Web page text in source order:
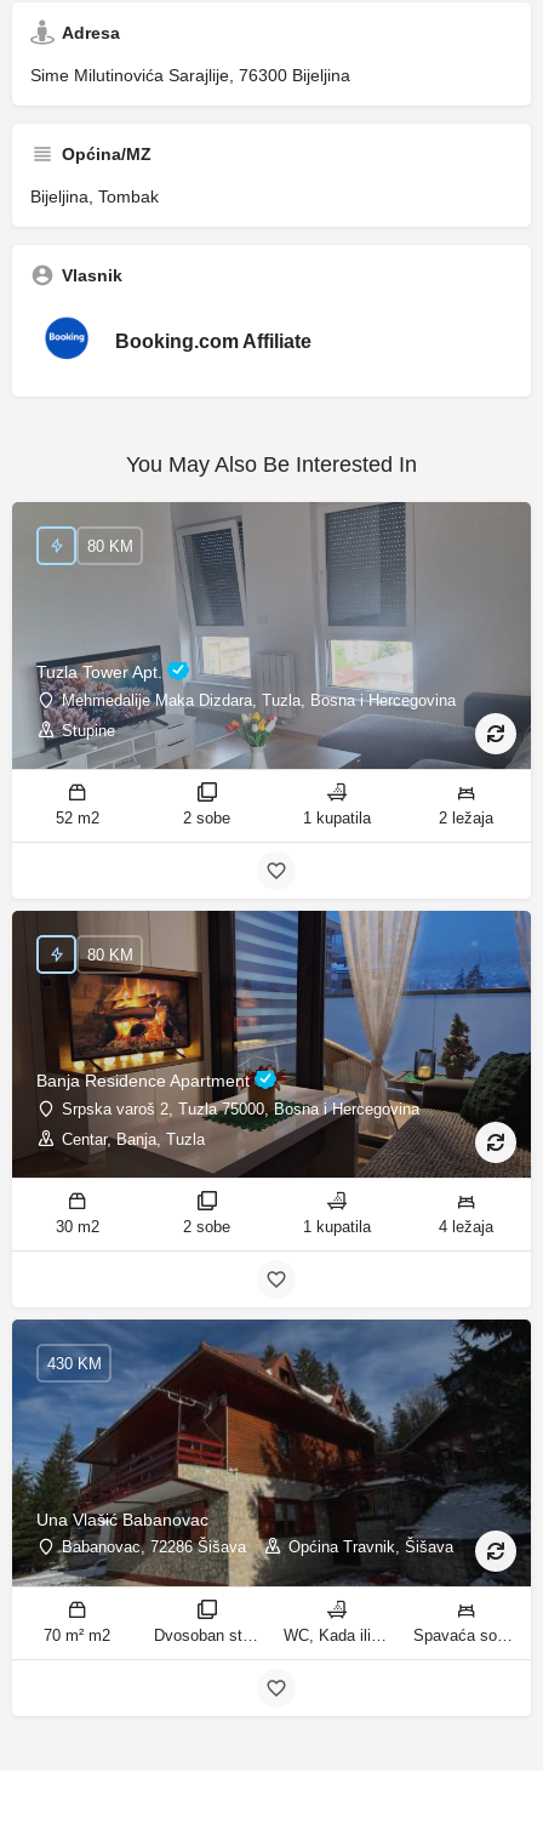
Adresa
Sime Milutinovića Sarajlije, 76300 Bijeljina
Općina/MZ
Bijeljina, Tombak
Vlasnik
Booking.com Affiliate
You May Also Be Interested In
Tuzla Tower Apt.
Mehmedalije Maka Dizdara, Tuzla, Bosna i Hercegovina
Stupine
80 KM
52 m2 2 sobe 1 kupatila 2 ležaja
Banja Residence Apartment
Srpska varoš 2, Tuzla 75000, Bosna i Hercegovina
Centar, Banja, Tuzla
80 KM
30 m2 2 sobe 1 kupatila 4 ležaja
Una Vlašić Babanovac
Babanovac, 72286 Šišava Općina Travnik, Šišava
430 KM
70 m² m2 Dvosoban stan sa pogledom na planinu, Trosoban stan sa pogledom na planinu sobe WC, Kada ili tuš kupatila Spavaća soba 1: 1 krevet za jednu osobu | Spavaća soba 2: 1 krevet na kat | Dnevni boravak: 1 kauč na razvlačenje | Spavaća soba 2: 2 kreveta na kat | Spavaća soba 3: 2 francuska bračna kreveta ležaja